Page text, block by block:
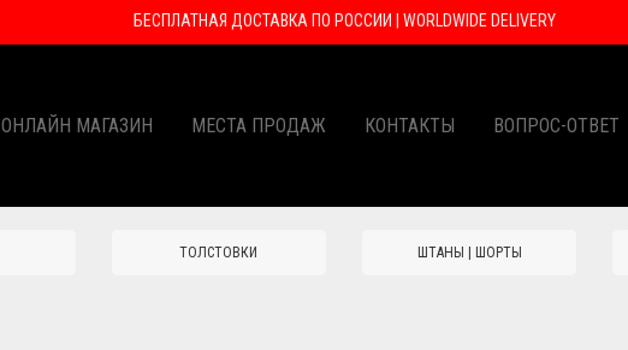
БЕСПЛАТНАЯ ДОСТАВКА ПО РОССИИ | WORLDWIDE DELIVERY
ОНЛАЙН МАГАЗИН МЕСТА ПРОДАЖ КОНТАКТЫ ВОПРОС-ОТВЕТ
ТОЛСТОВКИ ШТАНЫ | ШОРТЫ